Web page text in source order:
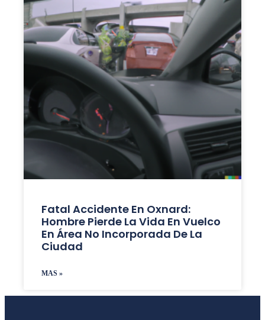
Fatal Accidente En Oxnard:
Hombre Pierde La Vida En Vuelco
En Área No Incorporada De La
Ciudad
MAS »